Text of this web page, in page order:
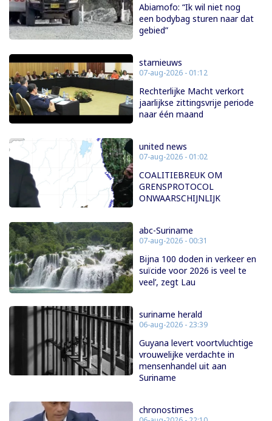
Abiamofo: “Ik wil niet nog
een bodybag sturen naar dat
gebied”
starnieuws
07-aug-2026 - 01:12
Rechterlijke Macht verkort
jaarlijkse zittingsvrije periode
naar één maand
united news
07-aug-2026 - 01:02
COALITIEBREUK OM
GRENSPROTOCOL
ONWAARSCHIJNLIJK
abc-Suriname
07-aug-2026 - 00:31
Bijna 100 doden in verkeer en
suïcide voor 2026 is veel te
veel’, zegt Lau
suriname herald
06-aug-2026 - 23:39
Guyana levert voortvluchtige
vrouwelijke verdachte in
mensenhandel uit aan
Suriname
chronostimes